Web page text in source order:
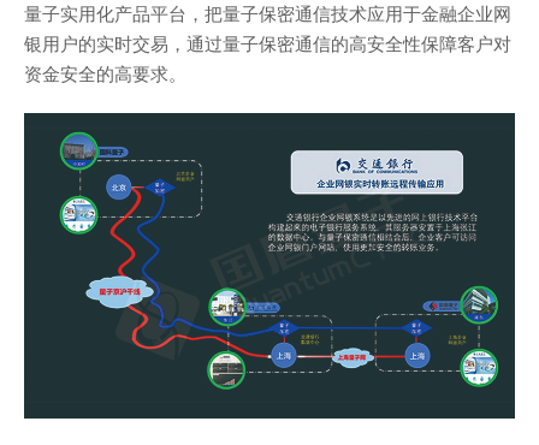
量子实用化产品平台，把量子保密通信技术应用于金融企业网
银用户的实时交易，通过量子保密通信的高安全性保障客户对
资金安全的高要求。